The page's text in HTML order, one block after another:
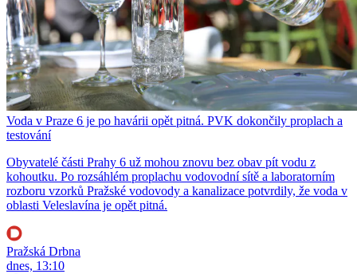
Voda v Praze 6 je po havárii opět pitná. PVK dokončily proplach a
testování
Obyvatelé části Prahy 6 už mohou znovu bez obav pít vodu z
kohoutku. Po rozsáhlém proplachu vodovodní sítě a laboratorním
rozboru vzorků Pražské vodovody a kanalizace potvrdily, že voda v
oblasti Veleslavína je opět pitná.
Pražská Drbna
dnes, 13:10